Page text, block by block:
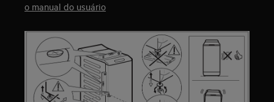
o manual do usuário